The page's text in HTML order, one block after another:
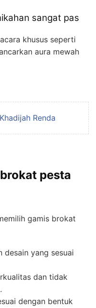
sangat pas
khusus seperti
aura mewah
Renda
pesta
gamis brokat
desain yang sesuai
dan tidak
dengan bentuk